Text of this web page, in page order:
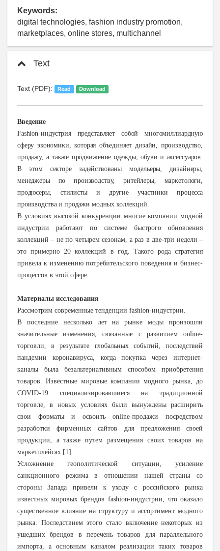
Keywords:
digital technologies, fashion industry promotion,
marketplaces, online stores, multichannel
Text
Text (PDF): Read Download
Введение
Fashion-индустрия представляет собой многомиллиардную
сферу экономики, которая объединяет дизайн, производство,
продажу, а также продвижение одежды, обуви и аксессуаров.
В этом секторе задействованы модельеры, дизайнеры,
менеджеры по производству, ритейлеры, маркетологи,
продюсеры, стилисты и другие участники процесса
производства и продажи модных коллекций.
В условиях высокой конкуренции многие компании модной
индустрии работают по системе быстрого обновления
коллекций – не по четырем сезонам, а раз в две-три недели –
это примерно 20 коллекций в год. Такого рода стратегия
привела к изменению потребительского поведения и бизнес-
процессов в этой сфере.
Материалы исследования
Рассмотрим современные тенденции fashion-индустрии.
В последние несколько лет на рынке моды произошли
значительные изменения, связанные с развитием online-
торговли, в результате глобальных событий, последствий
пандемии коронавируса, когда покупка через интернет-
каналы была безальтернативным способом приобретения
товаров. Известные мировые компании модного рынка, до
COVID-19 специализировавшиеся на традиционной
торговле, в новых условиях были вынуждены расширить
свои форматы и освоитьonline-продажи посредством
разработки фирменных сайтов для предложения своей
продукции, а также путем размещения своих товаров на
маркетплейсах [1].
Усложнение геополитической ситуации, усиление
санкционного режима в отношении нашей страны со
стороны Запада привели к уходу с российского рынка
известных мировых брендов fashion-индустрии, что оказало
существенное влияние на структуру и ассортимент модного
рынка. Последствием этого стало включение некоторых из
ушедших брендов в перечень товаров для параллельного
импорта, а основным каналом реализации таких товаров